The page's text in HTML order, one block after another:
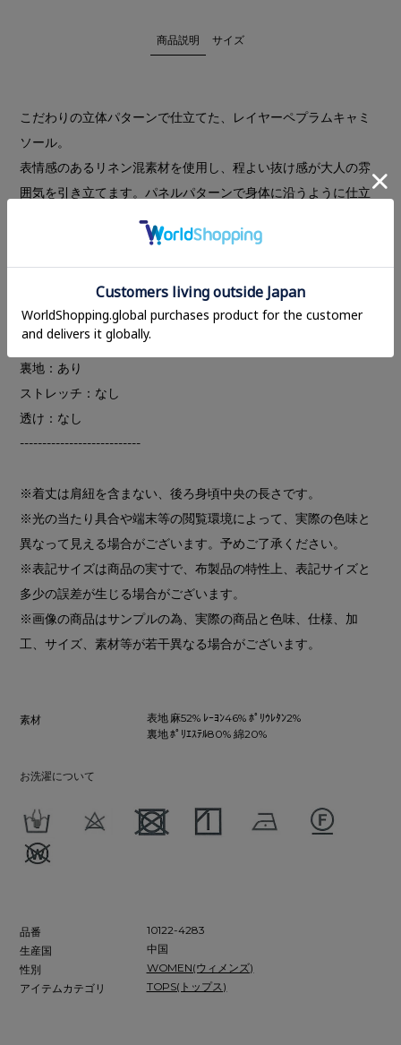
商品説明 サイズ
こだわりの立体パターンで仕立てた、レイヤーペプラムキャミ
ソール。
表情感のあるリネン混素材を使用し、程よい抜け感が大人の雰
囲気を引き立てます。パネルパターンで身体に沿うように仕立
て、ウエストから広がる立体的なペプラムデザインが、360度
美しいシルエットを演出します。
一枚ではもちろん、インナーとのレイヤードスタイルも上品に
決まり、幅広いスタイリングで活躍するアイテムです。
---------------------------
裏地：あり
ストレッチ：なし
透け：なし
---------------------------
※着丈は肩紐を含まない、後ろ身頃中央の長さです。
※光の当たり具合や端末等の閲覧環境によって、実際の色味と
異なって見える場合がございます。予めご了承ください。
※表記サイズは商品の実寸で、布製品の特性上、表記サイズと
多少の誤差が生じる場合がございます。
※画像の商品はサンプルの為、実際の商品と色味、仕様、加
工、サイズ、素材等が若干異なる場合がございます。
素材
表地 麻52% ﾚｰﾖﾝ46% ﾎﾟﾘｳﾚﾀﾝ2%
裏地 ﾎﾟﾘｴｽﾃﾙ80% 綿20%
お洗濯について
品番
10122-4283
生産国
中国
性別
WOMEN(ウィメンズ)
アイテムカテゴリ
TOPS(トップス)